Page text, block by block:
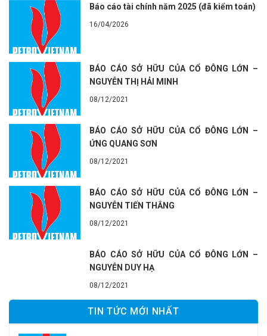
Báo cáo tài chính năm 2025 (đã kiểm toán)
16/04/2026
BÁO CÁO SỞ HỮU CỦA CỔ ĐÔNG LỚN –
NGUYỄN THỊ HẢI MINH
08/12/2021
BÁO CÁO SỞ HỮU CỦA CỔ ĐÔNG LỚN –
ỨNG QUANG SƠN
08/12/2021
BÁO CÁO SỞ HỮU CỦA CỔ ĐÔNG LỚN –
NGUYỄN TIẾN THẮNG
08/12/2021
BÁO CÁO SỞ HỮU CỦA CỔ ĐÔNG LỚN –
NGUYỄN DUY HẠ
08/12/2021
TIN TỨC MỚI NHẤT